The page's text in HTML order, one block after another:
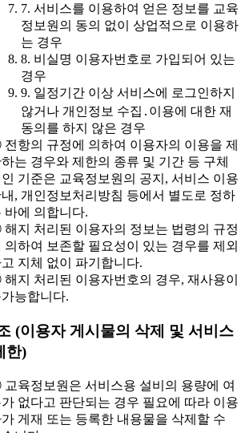
7. 서비스를 이용하여 얻은 정보를 교육
정보원의 동의 없이 상업적으로 이용하
는 경우
8. 비실명 이용자번호로 가입되어 있는
경우
9. 일정기간 이상 서비스에 로그인하지
않거나 개인정보 수집․이용에 대한 재
동의를 하지 않은 경우
항의 규정에 의하여 이용자의 이용을 제
는 경우와 제한의 종류 및 기간 등 구체
기준은 교육정보원의 공지, 서비스 이용
내, 개인정보처리방침 등에서 별도로 정하
바에 의합니다.
지 처리된 이용자의 정보는 법령의 규정
의하여 보존할 필요성이 있는 경우를 제외
지체 없이 파기합니다.
지 처리된 이용자번호의 경우, 재사용이
능합니다.
(이용자 게시물의 삭제 및 서비스
한)
육정보원은 서비스용 설비의 용량에 여
없다고 판단되는 경우 필요에 따라 이용
게재 또는 등록한 내용물을 삭제할 수